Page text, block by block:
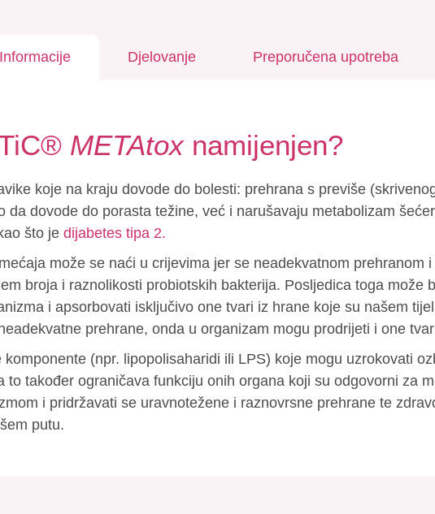
Informacije Djelovanje Preporučena upotreba
METAtoxnamijenjen?
koje na kraju dovode do bolesti: prehrana s previše
da dovode do porasta težine, već i narušavaju metabolizam
što je dijabetes tipa 2.
može se naći u crijevima jer se neadekvatnom
broja i raznolikosti probiotskih bakterija. Posljedica toga može
i apsorbovati isključivo one tvari iz hrane koje su našem
prehrane, onda u organizam mogu prodrijeti i one
(npr. lipopolisaharidi ili LPS) koje mogu uzrokovati
to također ograničava funkciju onih organa koji su odgovorni za
i pridržavati se uravnotežene i raznovrsne prehrane te
putu.